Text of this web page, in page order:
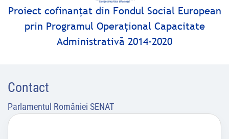
Proiect cofinanţat din Fondul Social European
prin Programul Operaţional Capacitate
Administrativă 2014-2020
Contact
Parlamentul României SENAT